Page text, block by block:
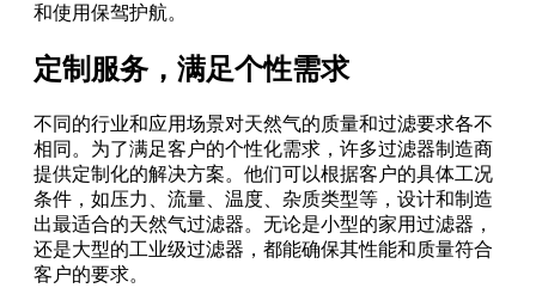
和使用保驾护航。
定制服务，满足个性需求
不同的行业和应用场景对天然气的质量和过滤要求各不
相同。为了满足客户的个性化需求，许多过滤器制造商
提供定制化的解决方案。他们可以根据客户的具体工况
条件，如压力、流量、温度、杂质类型等，设计和制造
出最适合的天然气过滤器。无论是小型的家用过滤器，
还是大型的工业级过滤器，都能确保其性能和质量符合
客户的要求。